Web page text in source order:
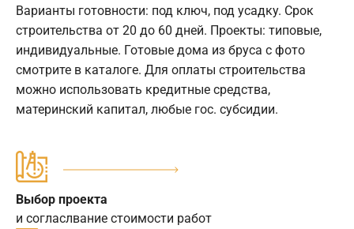
Варианты готовности: под ключ, под усадку. Срок
строительства от 20 до 60 дней. Проекты: типовые,
индивидуальные. Готовые дома из бруса с фото
смотрите в каталоге. Для оплаты строительства
можно использовать кредитные средства,
материнский капитал, любые гос. субсидии.
Выбор проекта
и согласлвание стоимости работ